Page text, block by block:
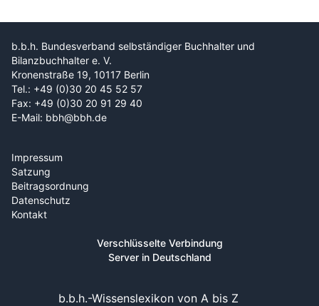
b.b.h. Bundesverband selbständiger Buchhalter und
Bilanzbuchhalter e. V.
Kronenstraße 19, 10117 Berlin
Tel.: +49 (0)30 20 45 52 57
Fax: +49 (0)30 20 91 29 40
E-Mail: bbh@bbh.de
Impressum
Satzung
Beitragsordnung
Datenschutz
Kontakt
Verschlüsselte Verbindung
Server in Deutschland
b.b.h.-Wissenslexikon von A bis Z